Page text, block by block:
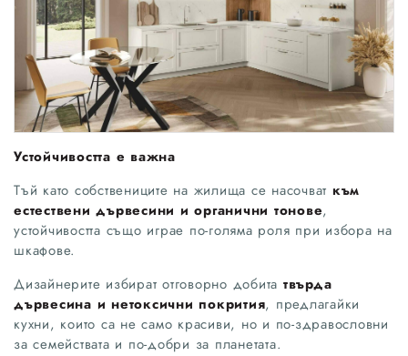
Устойчивостта е важна
Тъй като собствениците на жилища се насочват към
естествени дървесини и органични тонове,
устойчивостта също играе по-голяма роля при избора на
шкафове.
Дизайнерите избират отговорно добита твърда
дървесина и нетоксични покрития, предлагайки
кухни, които са не само красиви, но и по-здравословни
за семействата и по-добри за планетата.